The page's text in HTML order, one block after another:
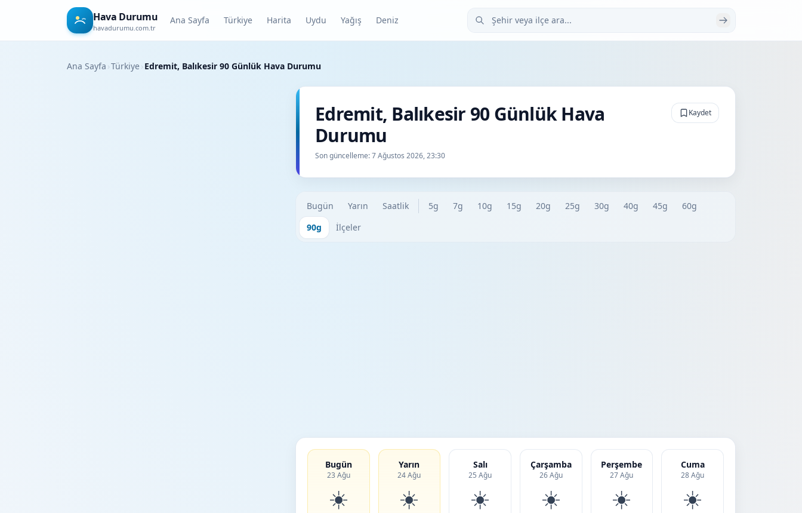
Hava Durumu
havadurumu.com.tr
Ana Sayfa Türkiye Harita Uydu Yağış Deniz Şehir veya ilçe ara
Ana Sayfa ›Türkiye› Edremit, Balıkesir 90 Günlük Hava Durumu
Edremit, Balıkesir 90 Günlük Hava
Durumu
Son güncelleme:7 Ağustos 2026, 23:30
Kaydet
Bugün Yarın Saatlik 5g 7g 10g 15g 20g 25g 30g 40g 45g
60g
90g
İlçeler
Bugün
23 Ağu
☀️
Yarın
24 Ağu
☀️
Salı
25 Ağu
☀️
Çarşamba
26 Ağu
☀️
Perşembe
27 Ağu
☀️
Cuma
28 Ağu
☀️